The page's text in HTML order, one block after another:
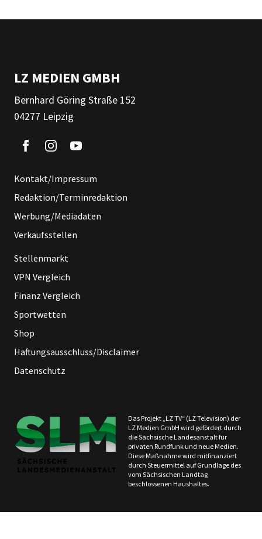
LZ MEDIEN GMBH
Bernhard Göring Straße 152
04277 Leipzig
Kontakt/Impressum
Redaktion/Terminredaktion
Werbung/Mediadaten
Verkaufsstellen
Stellenmarkt
VPN Vergleich
Finanz Vergleich
Sportwetten
Shop
Haftungsausschluss/Disclaimer
Datenschutz
Das Projekt „LZ TV“ (LZ Television) der
LZ Medien GmbH wird gefördert durch
die Sächsische Landesanstalt für
privaten Rundfunk und neue Medien.
Diese Maßnahme wird mitfinanziert
durch Steuermittel auf Grundlage des
vom Sächsischen Landtag
beschlossenen Haushaltes.